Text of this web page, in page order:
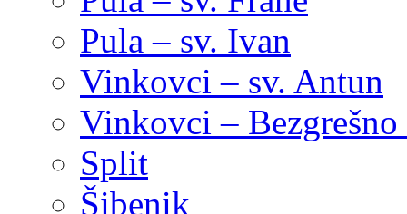
Pula – sv. Ivan
Vinkovci – sv. Antun
Vinkovci –
Split
Šibenik